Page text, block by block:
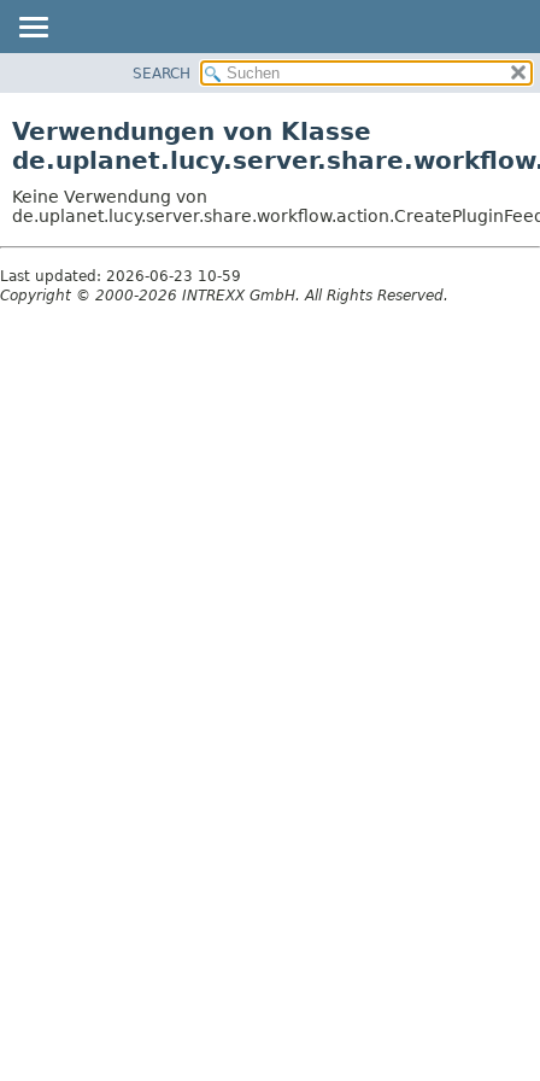
KLASSE
VERWENDUNG
BAUM
VERALTET
INDEX
SEARCH
Verwendungen von Klasse
Keine Verwendung von
Last updated: 2026-06-23 10-59
Copyright © 2000-2026 INTREXX GmbH. All Rights Reserved.